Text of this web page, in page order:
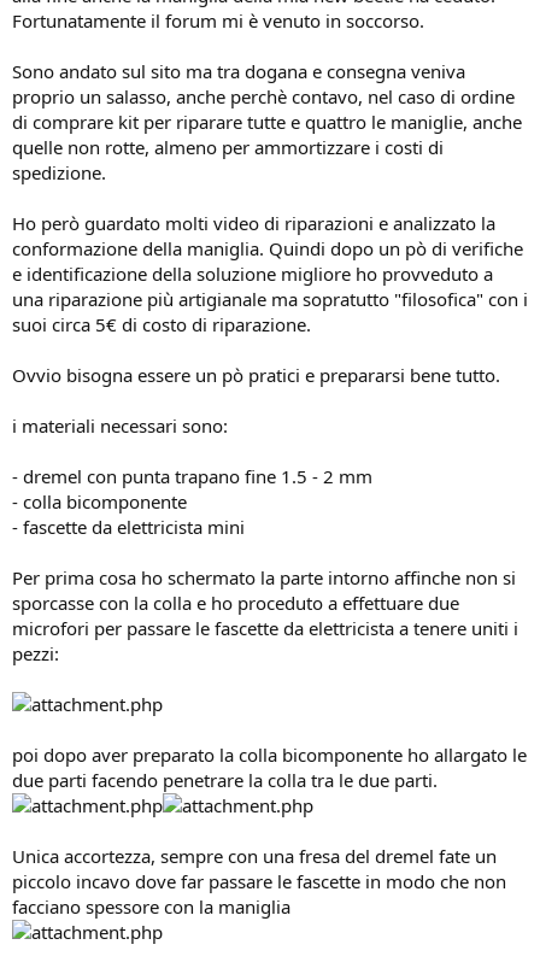
Fortunatamente il forum mi è venuto in soccorso.
Sono andato sul sito ma tra dogana e consegna veniva
proprio un salasso, anche perchè contavo, nel caso di ordine
di comprare kit per riparare tutte e quattro le maniglie, anche
quelle non rotte, almeno per ammortizzare i costi di
spedizione.
Ho però guardato molti video di riparazioni e analizzato la
conformazione della maniglia. Quindi dopo un pò di verifiche
e identificazione della soluzione migliore ho provveduto a
una riparazione più artigianale ma sopratutto "filosofica" con i
suoi circa 5€ di costo di riparazione.
Ovvio bisogna essere un pò pratici e prepararsi bene tutto.
i materiali necessari sono:
- dremel con punta trapano fine 1.5 - 2 mm
- colla bicomponente
- fascette da elettricista mini
Per prima cosa ho schermato la parte intorno affinche non si
sporcasse con la colla e ho proceduto a effettuare due
microfori per passare le fascette da elettricista a tenere uniti i
pezzi:
poi dopo aver preparato la colla bicomponente ho allargato le
due parti facendo penetrare la colla tra le due parti.
Unica accortezza, sempre con una fresa del dremel fate un
piccolo incavo dove far passare le fascette in modo che non
facciano spessore con la maniglia